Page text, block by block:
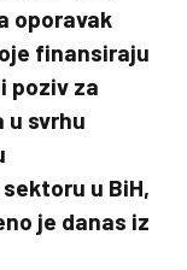
oporavak
finansiraju
poziv za
u svrhu
u BiH,
je danas iz